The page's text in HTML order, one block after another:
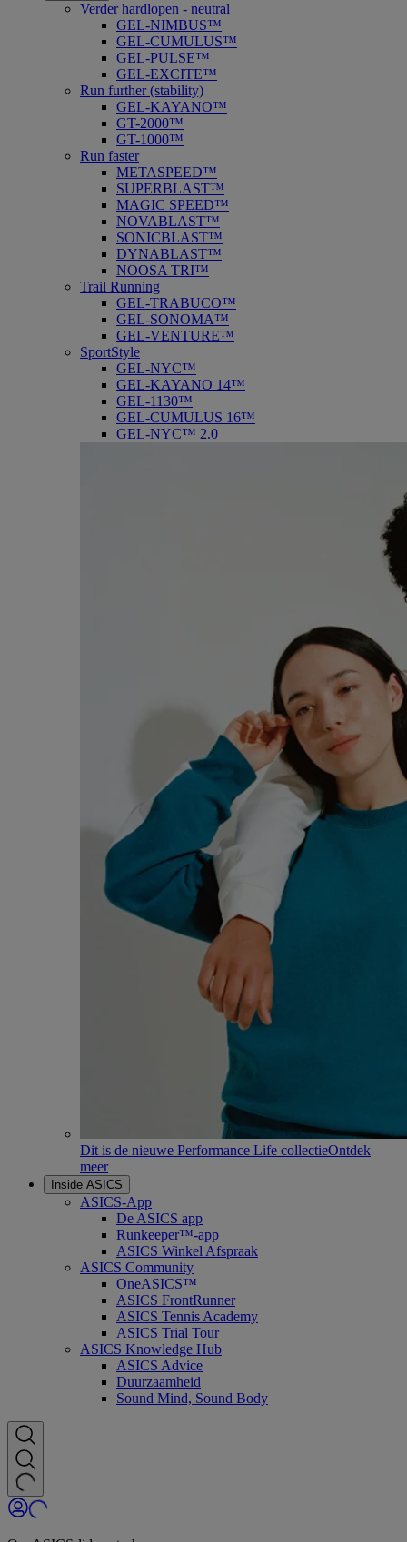
Verder hardlopen - neutral
GEL-NIMBUS™
GEL-CUMULUS™
GEL-PULSE™
GEL-EXCITE™
Run further (stability)
GEL-KAYANO™
GT-2000™
GT-1000™
Run faster
METASPEED™
SUPERBLAST™
MAGIC SPEED™
NOVABLAST™
SONICBLAST™
DYNABLAST™
NOOSA TRI™
Trail Running
GEL-TRABUCO™
GEL-SONOMA™
GEL-VENTURE™
SportStyle
GEL-NYC™
GEL-KAYANO 14™
GEL-1130™
GEL-CUMULUS 16™
GEL-NYC™ 2.0
Dit is de nieuwe Performance Life collectieOntdek
meer
Inside ASICS
ASICS-App
De ASICS app
Runkeeper™-app
ASICS Winkel Afspraak
ASICS Community
OneASICS™
ASICS FrontRunner
ASICS Tennis Academy
ASICS Trial Tour
ASICS Knowledge Hub
ASICS Advice
Duurzaamheid
Sound Mind, Sound Body